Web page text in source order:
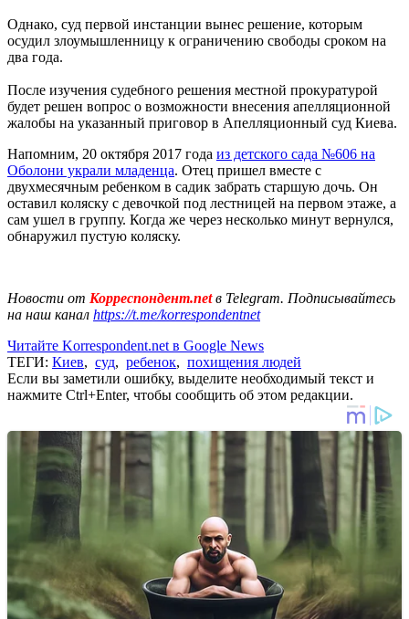
Однако, суд первой инстанции вынес решение, которым
осудил злоумышленницу к ограничению свободы сроком на
два года.
После изучения судебного решения местной прокуратурой
будет решен вопрос о возможности внесения апелляционной
жалобы на указанный приговор в Апелляционный суд Киева.
Напомним, 20 октября 2017 года из детского сада №606 на
Оболони украли младенца. Отец пришел вместе с
двухмесячным ребенком в садик забрать старшую дочь. Он
оставил коляску с девочкой под лестницей на первом этаже, а
сам ушел в группу. Когда же через несколько минут вернулся,
обнаружил пустую коляску.
Новости от Корреспондент.netв Telegram. Подписывайтесь
на наш канал https://t.me/korrespondentnet
Читайте Korrespondent.net в Google News
ТЕГИ: Киев, суд, ребенок, похищения людей
Если вы заметили ошибку, выделите необходимый текст и
нажмите Ctrl+Enter, чтобы сообщить об этом редакции.